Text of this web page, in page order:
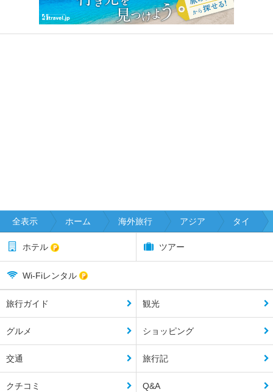
全表示 ホーム 海外旅行 アジア タイ
ホテル ツアー
Wi-Fiレンタル
旅行ガイド 観光
グルメ ショッピング
交通 旅行記
クチコミ Q&A